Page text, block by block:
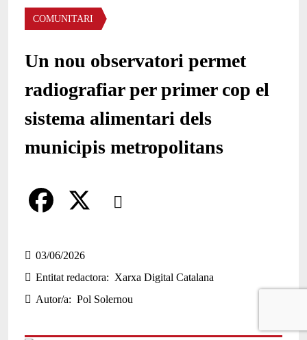
Àmbit de la notícia
COMUNITARI
Un nou observatori permet
radiografiar per primer cop el
sistema alimentari dels
municipis metropolitans
Comparteix
a
c
e
03/06/2026
Entitat redactora
Xarxa Digital Catalana
Autor/a
Pol Solernou